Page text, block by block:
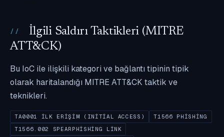
İlgili Saldırı Taktikleri (MITRE
ATT&CK)
Bu IoC ile ilişkili kategori ve bağlantı tipinin tipik
olarak haritalandığı MITRE ATT&CK taktik ve
teknikleri.
TA0001 İLK ERIŞIM (INITIAL ACCESS)
T1566 PHISHING
T1566.002 SPEARPHISHING LINK